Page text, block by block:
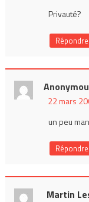
Privauté?
Répondre
22 mars
un peu
Répondre
Martin